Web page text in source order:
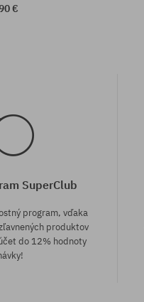
€
SuperClub
program, vďaka
produktov
do 12% hodnoty